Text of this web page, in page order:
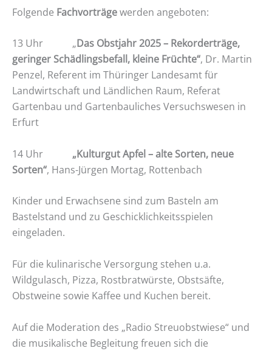
Folgende Fachvorträgewerden angeboten:
13 Uhr „Das Obstjahr 2025 – Rekorderträge,
geringer Schädlingsbefall, kleine Früchte“, Dr. Martin
Penzel, Referent im Thüringer Landesamt für
Landwirtschaft und Ländlichen Raum, Referat
Gartenbau und Gartenbauliches Versuchswesen in
Erfurt
14 Uhr „Kulturgut Apfel – alte Sorten, neue
Sorten“, Hans-Jürgen Mortag, Rottenbach
Kinder und Erwachsene sind zum Basteln am
Bastelstand und zu Geschicklichkeitsspielen
eingeladen.
Für die kulinarische Versorgung stehen u.a.
Wildgulasch, Pizza, Rostbratwürste, Obstsäfte,
Obstweine sowie Kaffee und Kuchen bereit.
Auf die Moderation des „Radio Streuobstwiese“ und
die musikalische Begleitung freuen sich die